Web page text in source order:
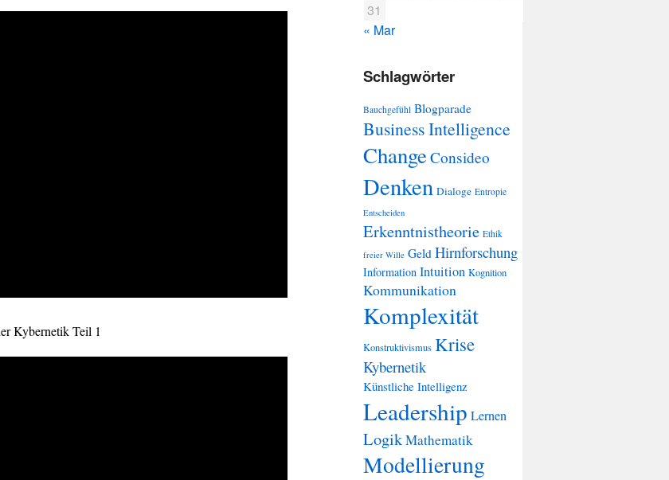
Kybernetik Teil 1
31
« Mar
Schlagwörter
Bauchgefühl Blogparade
Business Intelligence
Change Consideo
Denken Dialoge Entropie
Entscheiden
Erkenntnistheorie Ethik
freier Wille Geld Hirnforschung
Information Intuition Kognition
Kommunikation
Komplexität
Konstruktivismus Krise
Kybernetik
Künstliche Intelligenz
Leadership Lernen
LogikMathematik
Modellierung